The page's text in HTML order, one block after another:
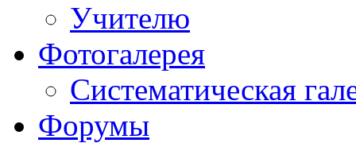
Учителю
Фотогалерея
Систематическая
Форумы